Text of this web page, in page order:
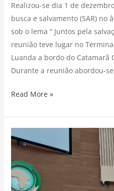
Realizou-se dia 1 de
busca e salvamento (SAR) no
sob o lema “ Juntos pela
reunião teve lugar no
Luanda a bordo do Catamarã
Durante a reunião abordou-
Read More »
PARTICIPAÇÃO
DA
SECIL
MARÍTIMA
S.A